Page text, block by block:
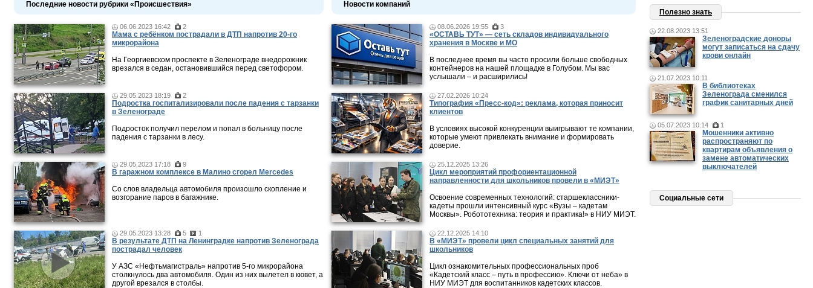
Последние новости рубрики «Происшествия»
06.06.2023 16:42 2
Мама c ребёнком пострадали в ДТП напротив 20-го
микрорайона
На Георгиевском проспекте в Зеленограде внедорожник
врезался в седан, остановившийся перед светофором.
29.05.2023 18:19 2
Подростка госпитализировали после падения с тарзанки
в Зеленограде
Подросток получил перелом и попал в больницу после
падения с тарзанки в лесу.
29.05.2023 17:18 9
В гаражном комплексе в Малино сгорел Mercedes
Со слов владельца автомобиля произошло скопление и
возгорание паров в багажнике.
29.05.2023 13:28 5 1
В результате ДТП на Ленинградке напротив Зеленограда
пострадал человек
У АЗС «Нефтьмагистраль» напротив 5-го микрорайона
столкнулось два автомобиля. Один из них вылетел в кювет, а
другой врезался в столбы.
Новости компаний
08.06.2026 19:55 3
«ОСТАВЬ ТУТ» — сеть складов индивидуального
хранения в Москве и МО
В последнее время вы часто просили больше свободных
контейнеров на нашей площадке в Голубом. Мы вас
услышали – и расширились!
27.02.2026 10:24
Типография «Пресс-код»: реклама, которая приносит
клиентов
В условиях высокой конкуренции выигрывают те компании,
которые умеют привлекать внимание и формировать
доверие.
25.12.2025 13:26
Цикл мероприятий профориентационной
направленности для школьников провели в «МИЭТ»
Освоение современных технологий: старшеклассники-
кадеты прошли интенсивный курс «Вузы – кадетам
Москвы». Робототехника: теория и практика!» в НИУ МИЭТ.
22.12.2025 14:10
В «МИЭТ» провели цикл специальных занятий для
школьников
Цикл ознакомительных профессиональных проб
«Кадетский класс – путь в профессию». Ключи от неба» в
НИУ МИЭТ для воспитанников кадетских классов.
Полезно знать
22.08.2023 13:51
Зеленоградские доноры
могут записаться на сдачу
крови онлайн
21.07.2023 10:11
В библиотеках
Зеленограда сменился
график санитарных дней
05.07.2023 10:14 1
Мошенники активно
распространяют по
квартирам объявления о
замене автоматических
выключателей
Социальные сети